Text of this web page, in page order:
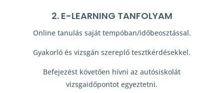
2. E-LEARNING TANFOLYAM
Online tanulás saját tempóban/időbeosztással.
Gyakorló és vizsgán szereplő tesztkérdésekkel.
Befejezést követően hívni az autósiskolát
vizsgaidőpontot egyeztetni.